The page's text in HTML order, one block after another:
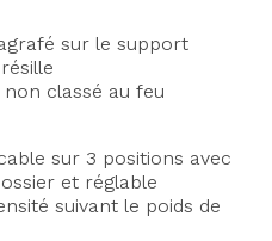
sur le support
classé au feu
sur 3 positions avec
et réglable
suivant le poids de